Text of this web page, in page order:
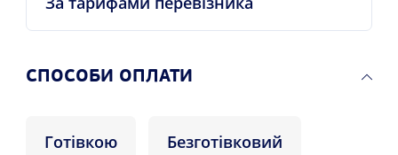
СПОСОБИ ОПЛАТИ
Готівкою Безготівковий